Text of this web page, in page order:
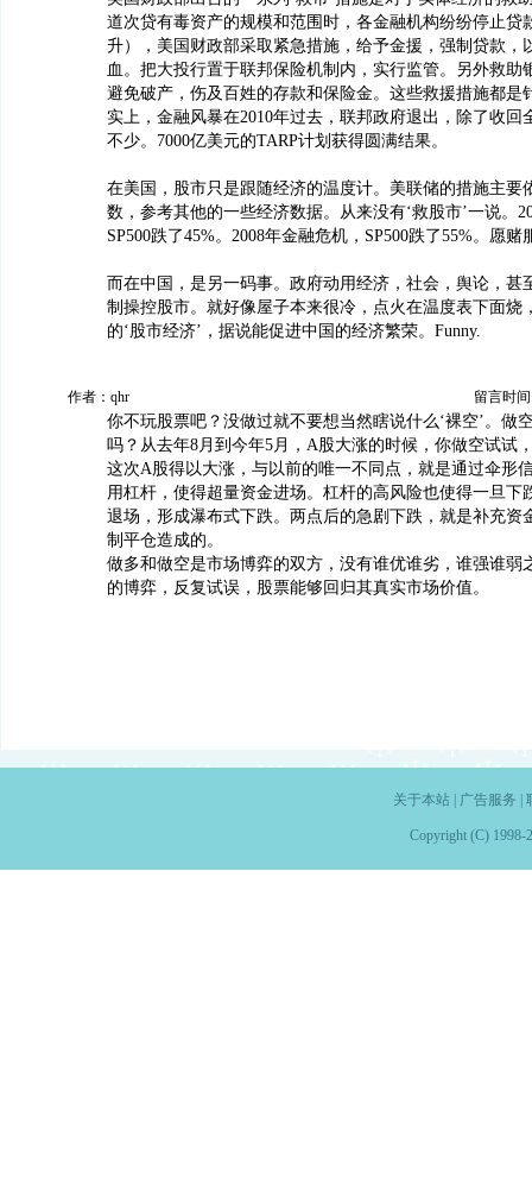
道次贷有毒资产的规模和范围时，各金融机构纷纷停止贷
升），美国财政部采取紧急措施，给予金援，强制贷款，
血。把大投行置于联邦保险机制内，实行监管。另外救助
避免破产，伤及百姓的存款和保险金。这些救援措施都是
实上，金融风暴在2010年过去，联邦政府退出，除了收回
不少。7000亿美元的TARP计划获得圆满结果。
在美国，股市只是跟随经济的温度计。美联储的措施主要
数，参考其他的一些经济数据。从来没有‘救股市’一说。
SP500跌了45%。2008年金融危机，SP500跌了55%。愿
而在中国，是另一码事。政府动用经济，社会，舆论，甚
制操控股市。就好像屋子本来很冷，点火在温度表下面烧
的‘股市经济’，据说能促进中国的经济繁荣。Funny.
作者：qhr 留言时间
你不玩股票吧？没做过就不要想当然瞎说什么‘裸空’。做
吗？从去年8月到今年5月，A股大涨的时候，你做空试试
这次A股得以大涨，与以前的唯一不同点，就是通过伞形
用杠杆，使得超量资金进场。杠杆的高风险也使得一旦下
退场，形成瀑布式下跌。两点后的急剧下跌，就是补充资
制平仓造成的。
做多和做空是市场博弈的双方，没有谁优谁劣，谁强谁弱
的博弈，反复试误，股票能够回归其真实市场价值。
关于本站| 广告服务
Copyright (C) 1998-